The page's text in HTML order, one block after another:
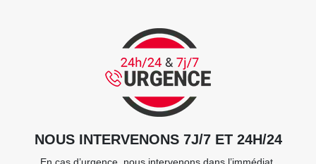
NOUS INTERVENONS 7J/7 ET 24H/24